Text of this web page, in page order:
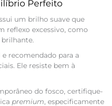
Perfeito
um brilho suave que
reflexo excessivo, como
recomendado para a
Ele resiste bem à
do fosco, certifique-
premium, especificamente